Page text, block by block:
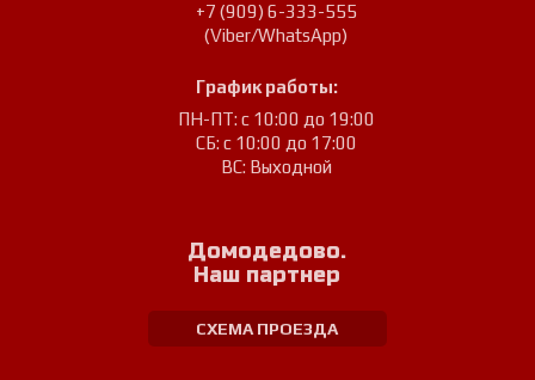
+7 (909) 6-333-555
(Viber/WhatsApp)
График работы:
ПН-ПТ: с 10:00 до 19:00
СБ: с 10:00 до 17:00
ВС: Выходной
Домодедово.
Наш партнер
СХЕМА ПРОЕЗДА